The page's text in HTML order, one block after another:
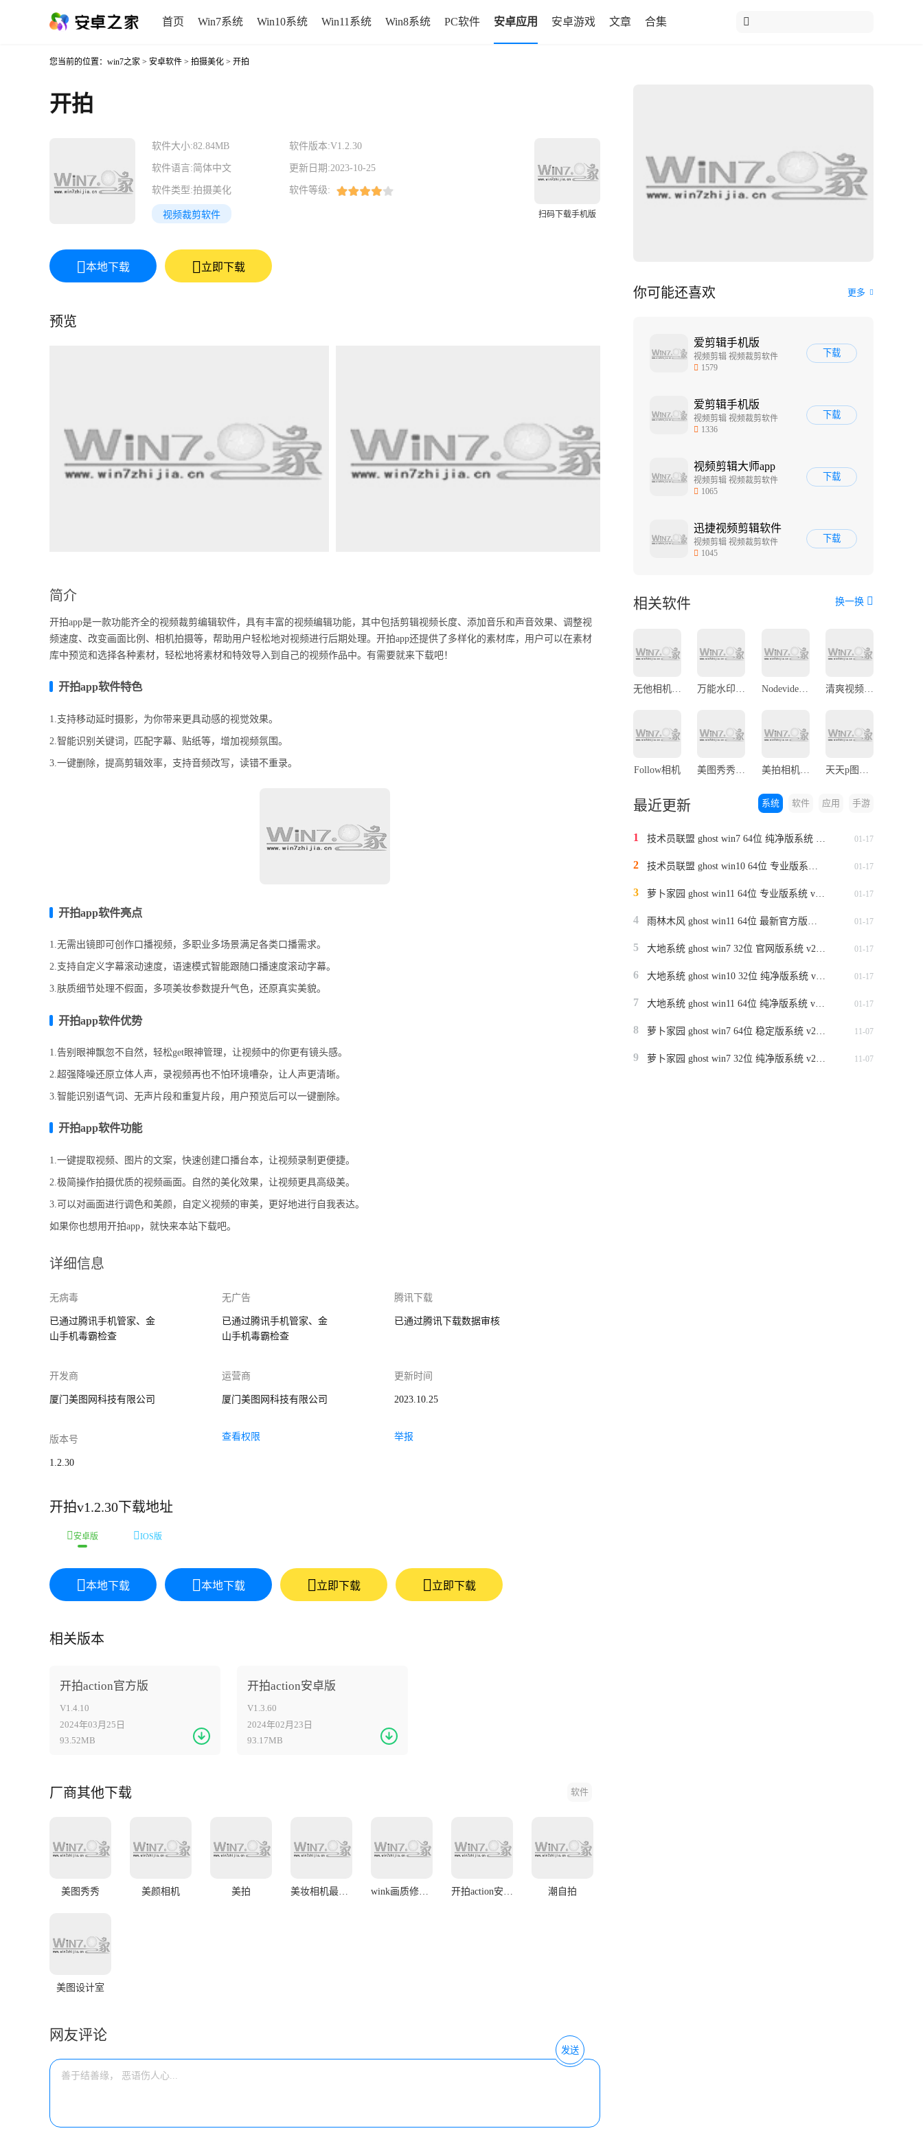
首页 Win7系统 Win10系统 Win11系统 Win8系统 PC软件 安卓应用 安卓游戏 文章 合集
您当前的位置： win7之家 > 安卓软件 > 拍摄美化 > 开拍
开拍
软件大小:82.84MB 软件版本:V1.2.30
软件语言:简体中文 更新日期:2023-10-25
软件类型:拍摄美化 软件等级:
视频裁剪软件 扫码下载手机版
本地下载 立即下载
预览
简介
开拍app是一款功能齐全的视频裁剪编辑软件，具有丰富的视频编辑功能，其中包括剪辑视频长度、添加音乐和声音效果、调整视
频速度、改变画面比例、相机拍摄等，帮助用户轻松地对视频进行后期处理。开拍app还提供了多样化的素材库，用户可以在素材
库中预览和选择各种素材，轻松地将素材和特效导入到自己的视频作品中。有需要就来下载吧！
开拍app软件特色
1.支持移动延时摄影，为你带来更具动感的视觉效果。
2.智能识别关键词，匹配字幕、贴纸等，增加视频氛围。
3.一键删除，提高剪辑效率，支持音频改写，读错不重录。
开拍app软件亮点
1.无需出镜即可创作口播视频，多职业多场景满足各类口播需求。
2.支持自定义字幕滚动速度，语速模式智能跟随口播速度滚动字幕。
3.肤质细节处理不假面，多项美妆参数提升气色，还原真实美貌。
开拍app软件优势
1.告别眼神飘忽不自然，轻松get眼神管理，让视频中的你更有镜头感。
2.超强降噪还原立体人声，录视频再也不怕环境嘈杂，让人声更清晰。
3.智能识别语气词、无声片段和重复片段，用户预览后可以一键删除。
开拍app软件功能
1.一键提取视频、图片的文案，快速创建口播台本，让视频录制更便捷。
2.极简操作拍摄优质的视频画面。自然的美化效果，让视频更具高级美。
3.可以对画面进行调色和美颜，自定义视频的审美，更好地进行自我表达。
如果你也想用开拍app，就快来本站下载吧。
详细信息
无病毒
已通过腾讯手机管家、金
山手机毒霸检查
无广告
已通过腾讯手机管家、金
山手机毒霸检查
腾讯下载
已通过腾讯下载数据审核
开发商
厦门美图网科技有限公司
运营商
厦门美图网科技有限公司
更新时间
2023.10.25
版本号
1.2.30
查看权限 举报
开拍v1.2.30下载地址
安卓版 IOS版
本地下载 本地下载 立即下载 立即下载
相关版本
开拍action官方版
93.52MB
V1.4.10
2024年03月25日
开拍action安卓版
93.17MB
V1.3.60
2024年02月23日
厂商其他下载 软件
美图秀秀 美颜相机 美拍 潮自拍
美图设计室
网友评论
发送
你可能还喜欢 更多
爱剪辑手机版
视频剪辑 视频裁剪软件
1579
下载
爱剪辑手机版
视频剪辑 视频裁剪软件
1336
下载
视频剪辑大师app
视频剪辑 视频裁剪软件
1065
下载
迅捷视频剪辑软件
视频剪辑 视频裁剪软件
1045
下载
相关软件 换一换
Nodevideo正版
Follow相机 美拍相机手机版
最近更新 手游
应用
软件
系统
1 01-17
2 01-17
3 01-17
4 01-17
5 01-17
6 01-17
7 01-17
8 11-07
9 11-07